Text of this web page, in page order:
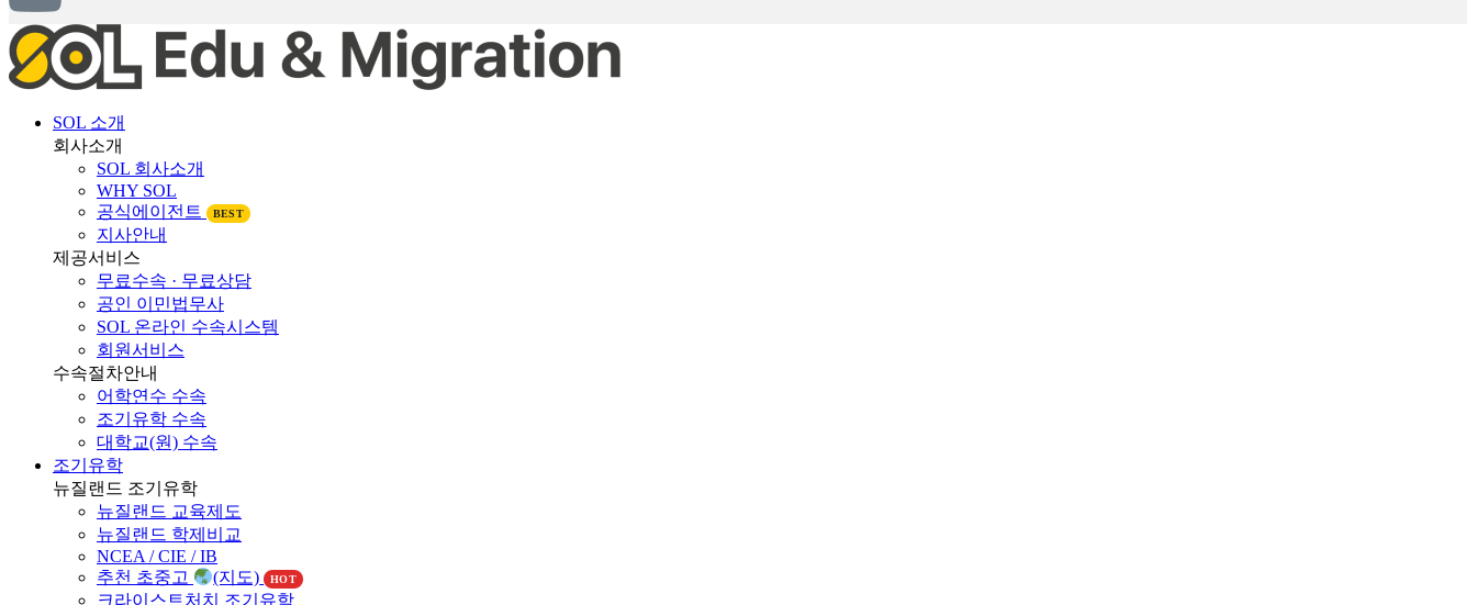
SOL 소개
회사소개
SOL 회사소개
WHY SOL
공식에이전트
지사안내
제공서비스
무료수속 · 무료상담
공인 이민법무사
SOL 온라인 수속시스템
회원서비스
수속절차안내
어학연수 수속
조기유학 수속
대학교(원) 수속
조기유학
뉴질랜드 조기유학
뉴질랜드 교육제도
뉴질랜드 학제비교
NCEA / CIE / IB
추천 초중고
(지도)
크라이스트처치 조기유학
SOL 조기유학
SOL 조기유학 서비스